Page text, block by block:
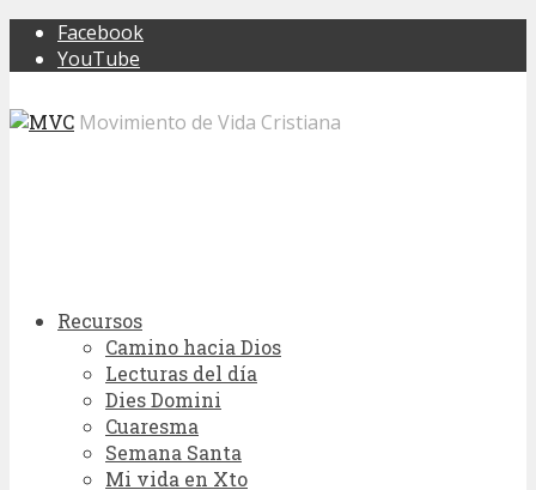
Facebook
YouTube
Movimiento de Vida Cristiana
Recursos
Camino hacia Dios
Lecturas del día
Dies Domini
Cuaresma
Semana Santa
Mi vida en Xto